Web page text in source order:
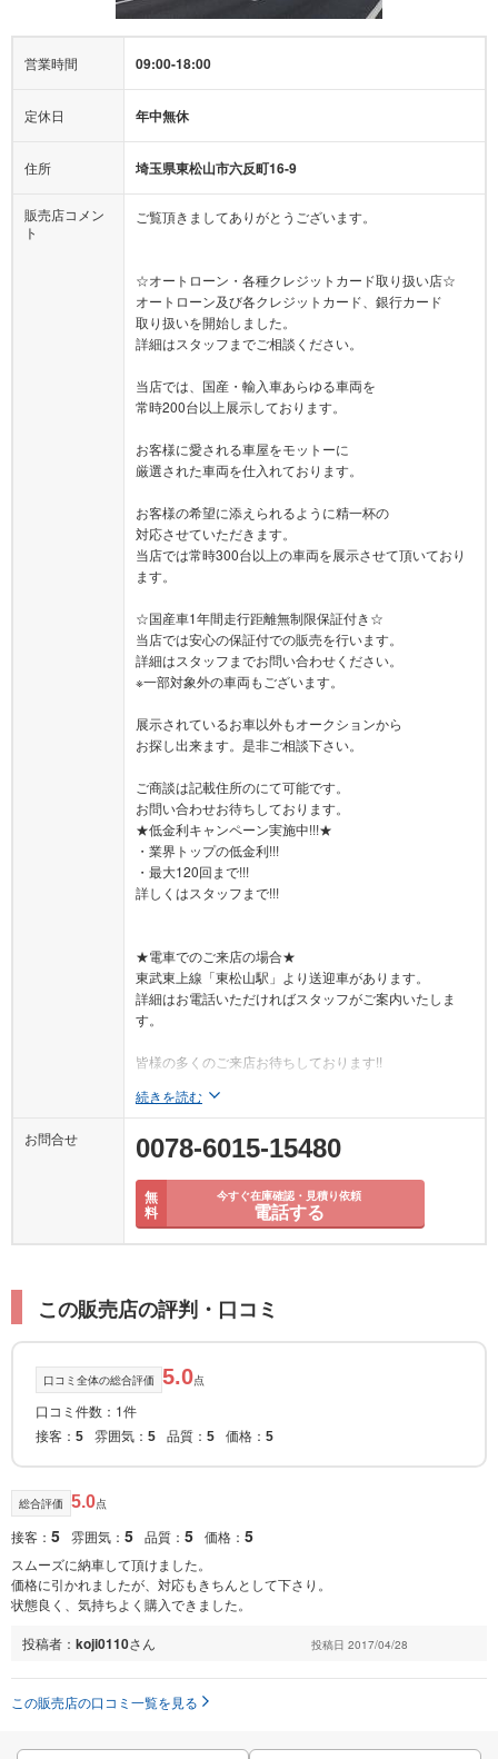
営業時間 09:00-18:00
定休日 年中無休
住所 埼玉県東松山市六反町16-9
販売店コメン
ト
ご覧頂きましてありがとうございます。
☆オートローン・各種クレジットカード取り扱い店☆
オートローン及び各クレジットカード、銀行カード
取り扱いを開始しました。
詳細はスタッフまでご相談ください。
当店では、国産・輸入車あらゆる車両を
常時200台以上展示しております。
お客様に愛される車屋をモットーに
厳選された車両を仕入れております。
お客様の希望に添えられるように精一杯の
対応させていただきます。
当店では常時300台以上の車両を展示させて頂いており
ます。
☆国産車1年間走行距離無制限保証付き☆
当店では安心の保証付での販売を行います。
詳細はスタッフまでお問い合わせください。
※一部対象外の車両もございます。
展示されているお車以外もオークションから
お探し出来ます。是非ご相談下さい。
ご商談は記載住所のにて可能です。
お問い合わせお待ちしております。
★低金利キャンペーン実施中!!!★
・業界トップの低金利!!!
・最大120回まで!!!
詳しくはスタッフまで!!!
★電車でのご来店の場合★
東武東上線「東松山駅」より送迎車があります。
詳細はお電話いただければスタッフがご案内いたしま
す。
皆様の多くのご来店お待ちしております!!
続きを読む
お問合せ 0078-6015-15480
無
料
今すぐ在庫確認・見積り依頼
電話する
この販売店の評判・口コミ
口コミ全体の総合評価 5.0点
口コミ件数：1件
接客： 5 雰囲気： 5 品質： 5 価格： 5
総合評価 5.0点
接客： 5 雰囲気： 5 品質： 5 価格： 5
スムーズに納車して頂けました。
価格に引かれましたが、対応もきちんとして下さり。
状態良く、気持ちよく購入できました。
投稿者： koji0110さん 投稿日 2017/04/28
この販売店の口コミ一覧を見る